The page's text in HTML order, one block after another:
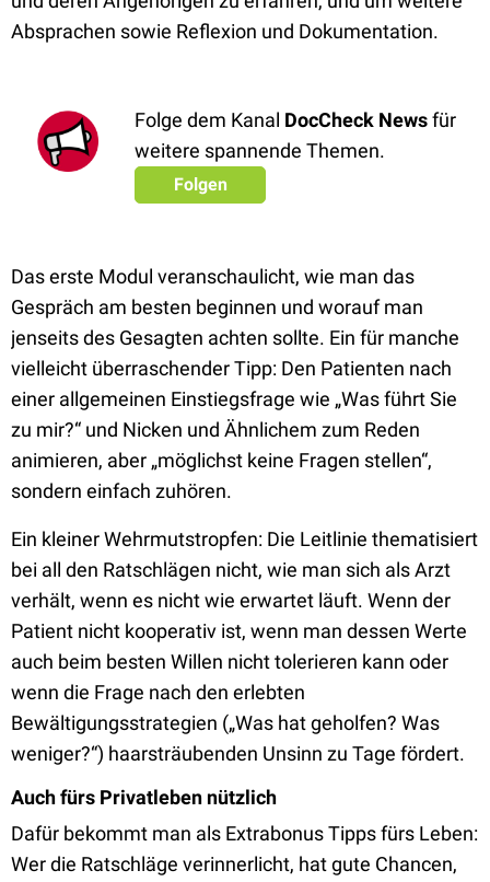
Absprachen sowie Reflexion und Dokumentation.
Folge dem Kanal DocCheck Newsfür
weitere spannende Themen.
Folgen
Das erste Modul veranschaulicht, wie man das
Gespräch am besten beginnen und worauf man
jenseits des Gesagten achten sollte. Ein für manche
vielleicht überraschender Tipp: Den Patienten nach
einer allgemeinen Einstiegsfrage wie „Was führt Sie
zu mir?“ und Nicken und Ähnlichem zum Reden
animieren, aber „möglichst keine Fragen stellen“,
sondern einfach zuhören.
Ein kleiner Wehrmutstropfen: Die Leitlinie thematisiert
bei all den Ratschlägen nicht, wie man sich als Arzt
verhält, wenn es nicht wie erwartet läuft. Wenn der
Patient nicht kooperativ ist, wenn man dessen Werte
auch beim besten Willen nicht tolerieren kann oder
wenn die Frage nach den erlebten
Bewältigungsstrategien („Was hat geholfen? Was
weniger?“) haarsträubenden Unsinn zu Tage fördert.
Auch fürs Privatleben nützlich
Dafür bekommt man als Extrabonus Tipps fürs Leben:
Wer die Ratschläge verinnerlicht, hat gute Chancen,